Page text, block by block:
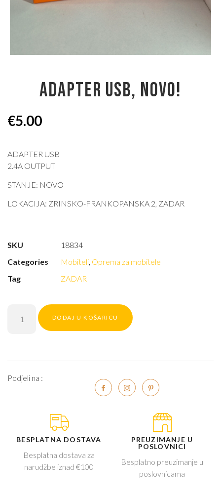
ADAPTER USB, NOVO!
€5.00
ADAPTER USB
2.4A OUTPUT
STANJE: NOVO
LOKACIJA: ZRINSKO-FRANKOPANSKA 2, ZADAR
SKU
18834
Categories
Mobiteli, Oprema za mobitele
Tag
ZADAR
DODAJ U KOŠARICU
Podjeli na :
BESPLATNA DOSTAVA
Besplatna dostava za
narudžbe iznad €100
PREUZIMANJE U
POSLOVNICI
Besplatno preuzimanje u
poslovnicama